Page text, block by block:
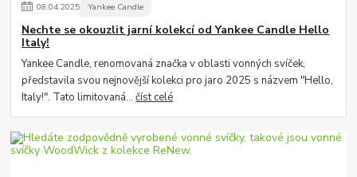
08.04.2025 Yankee Candle
Nechte se okouzlit jarní kolekcí od Yankee Candle Hello
Italy!
Yankee Candle, renomovaná značka v oblasti vonných svíček,
představila svou nejnovější kolekci pro jaro 2025 s názvem "Hello,
Italy!". Tato limitovaná...číst celé